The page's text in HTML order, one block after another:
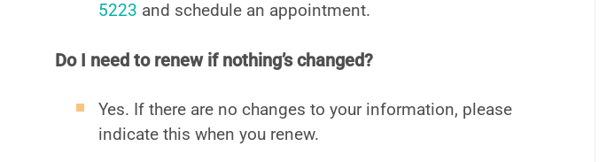
5223 and schedule an appointment.
Do I need to renew if nothing’s changed?
Yes. If there are no changes to your information, please
indicate this when you renew.